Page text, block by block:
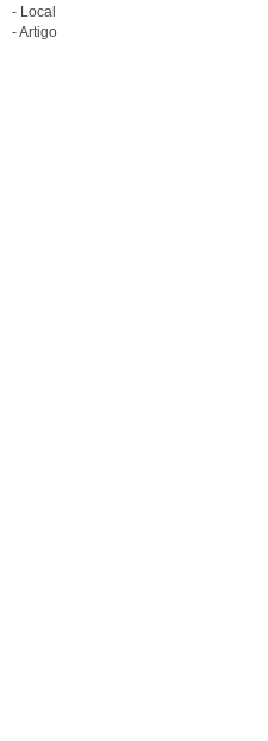
- Local
- Artigo